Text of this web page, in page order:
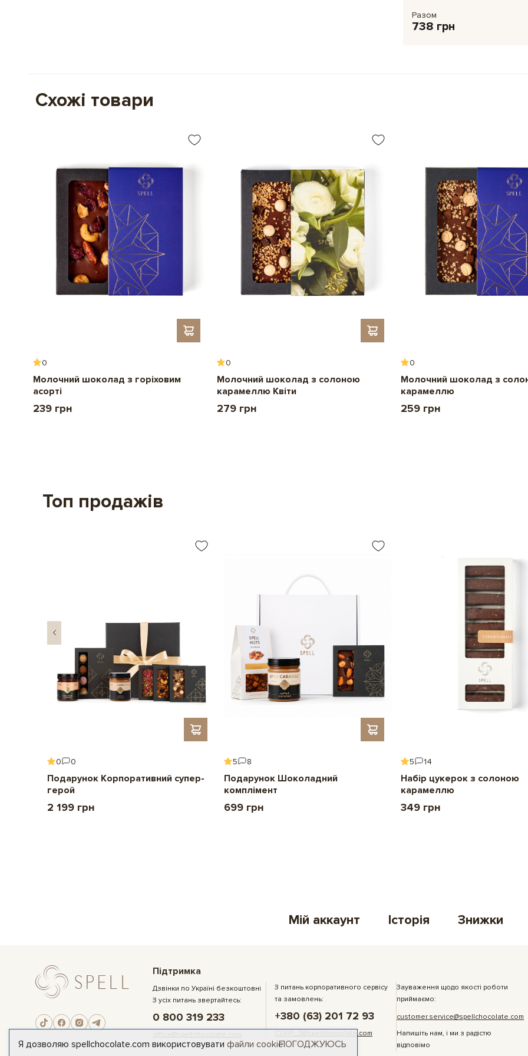
Може містити сліди
ФІСТАШКИ), МОЛОЧНИХ
Розмір плитки:
Термін придатності: 8 місяців
Разом
738 грн
Схожі товари
0
Молочний шоколад з горіховим
асорті
239 грн
0
Молочний шоколад з солоною
карамеллю Квіти
279 грн
0
Молочний шоколад з
карамеллю
259 грн
Топ продажів
0 0
Подарунок Корпоративний супер-
герой
2 199 грн
5 8
Подарунок Шоколадний
комплімент
699 грн
5 14
Набір цукерок з солоною
карамеллю
349 грн
Мій аккаунт Історія Знижки
Підтримка
Дзвінки по Україні безкоштовні
З усіх питань звертайтесь:
0 800 319 233
З питань корпоративного сервісу
та замовлень:
+380 (63) 201 72 93
CORP_3@spellchocolate.com
Зауваження щодо якості роботи
приймаємо:
customer.service@spellchocolate.com
Напишіть нам, і ми з радістю
відповімо
Я дозволяю spellchocolate.com використовувати файли cookieПОГОДЖУЮСЬ